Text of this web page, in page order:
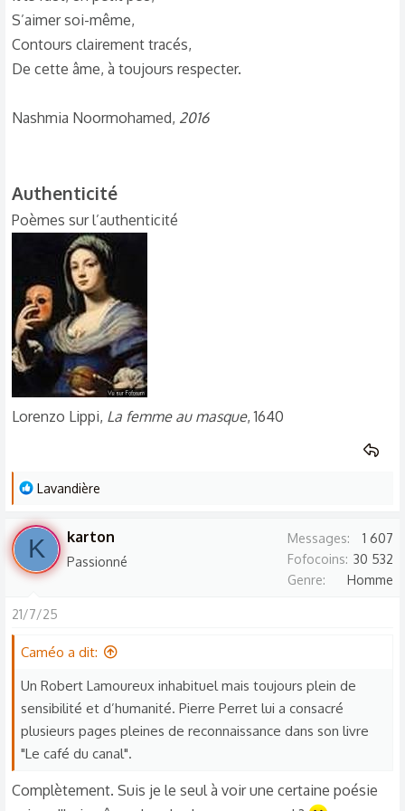
S’aimer soi-même,
Contours clairement tracés,
De cette âme, à toujours respecter.
Nashmia Noormohamed, 2016
Authenticité​
Poèmes sur l’authenticité
Lorenzo Lippi, La femme au masque, 1640
L
s
r
é
c
i
n
s
:
Lavandière
K karton
Passionné
Messages
1 607
Fofocoins 30 532
Genre
Homme
21/7/25
Caméo a dit:
Un Robert Lamoureux inhabituel mais toujours plein de
sensibilité et d’humanité. Pierre Perret lui a consacré
plusieurs pages pleines de reconnaissance dans son livre
"Le café du canal".
Complètement. Suis je le seul à voir une certaine poésie